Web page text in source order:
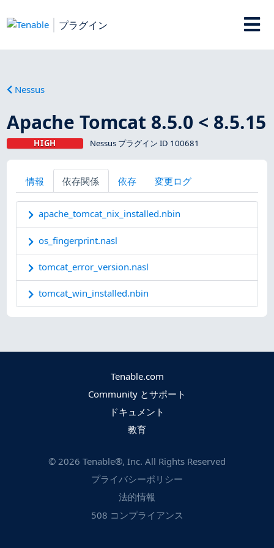
プラグイン
Nessus
Apache Tomcat 8.5.0 < 8.5.15
HIGH Nessus プラグイン ID 100681
情報 依存関係 依存 変更ログ
apache_tomcat_nix_installed.nbin
os_fingerprint.nasl
tomcat_error_version.nasl
tomcat_win_installed.nbin
Tenable.com
Community とサポート
ドキュメント
教育
© 2026 Tenable®, Inc. All Rights Reserved
プライバシーポリシー
法的情報
508 コンプライアンス